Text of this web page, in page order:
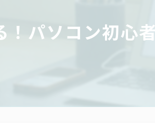
！パソコン初心